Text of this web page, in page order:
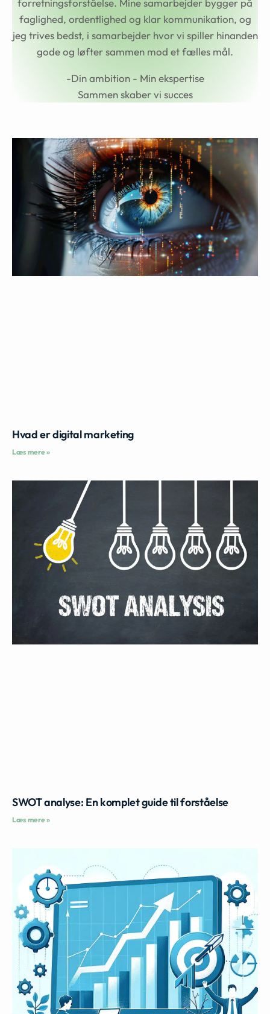
forretningsforståelse. Mine samarbejder bygger på
faglighed, ordentlighed og klar kommunikation, og
jeg trives bedst, i samarbejder hvor vi spiller hinanden
gode og løfter sammen mod et fælles mål.
-Din ambition - Min ekspertise
Sammen skaber vi succes
Hvad er digital marketing
Læs mere »
SWOT analyse: En komplet guide til forståelse
Læs mere »